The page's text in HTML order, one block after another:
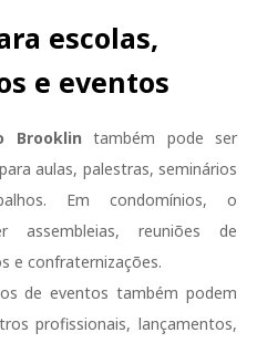
escolas,
e eventos
Brooklintambém pode ser
aulas, palestras, seminários
Em condomínios, o
assembleias, reuniões de
e confraternizações.
de eventos também podem
profissionais, lançamentos,